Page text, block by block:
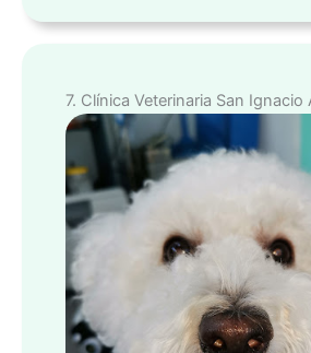
7. Clínica Veterinaria San Ignacio